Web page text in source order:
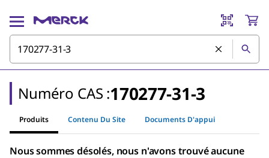
Numéro CAS :170277-31-3
Produits Contenu Du Site Documents D'appui
Nous sommes désolés, nous n'avons trouvé aucune